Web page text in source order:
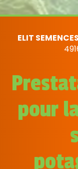
ELIT SEMENCES
pour